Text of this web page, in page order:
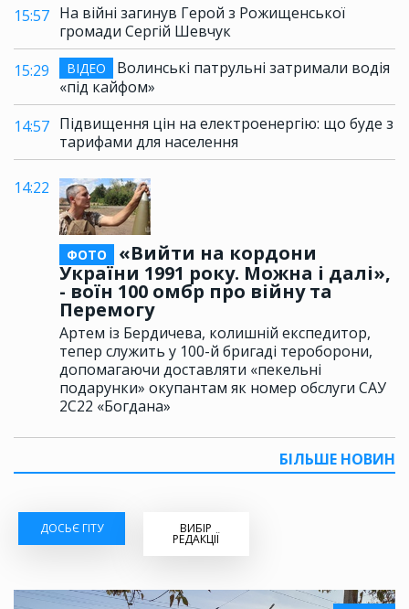
15:57 На війні загинув Герой з Рожищенської
громади Сергій Шевчук
15:29
ВІДЕО
Волинські патрульні затримали водія
«під кайфом»
14:57 Підвищення цін на електроенергію: що буде з
тарифами для населення
14:22
ФОТО
«Вийти на кордони
України 1991 року. Можна і далі»,
- воїн 100 омбр про війну та
Перемогу
Артем із Бердичева, колишній експедитор,
тепер служить у 100-й бригаді тероборони,
допомагаючи доставляти «пекельні
подарунки» окупантам як номер обслуги САУ
2С22 «Богдана»
БІЛЬШЕ НОВИН
ДОСЬЄ ГІТУ ВИБІР
РЕДАКЦІЇ